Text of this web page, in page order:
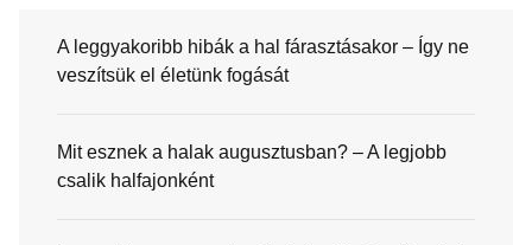
A leggyakoribb hibák a hal fárasztásakor – Így ne
veszítsük el életünk fogását
Mit esznek a halak augusztusban? – A legjobb
csalik halfajonként